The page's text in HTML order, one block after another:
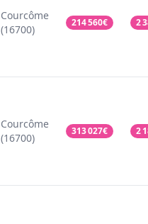
Courcôme
(16700)
214 560€ 2
Courcôme
(16700)
313 027€ 2